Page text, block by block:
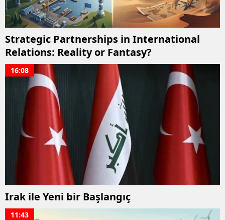
Strategic Partnerships in International
Relations: Reality or Fantasy?
16:08
Irak ile Yeni bir Başlangıç
11:43